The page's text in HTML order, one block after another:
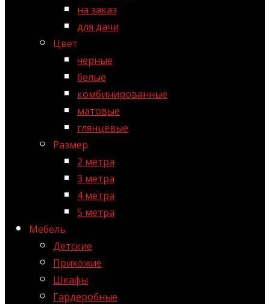
на заказ
для дачи
Цвет
черные
белые
комбинированные
матовые
глянцевые
Размер
2 метра
3 метра
4 метра
5 метра
Мебель
Детские
Прихожие
Шкафы
Гардеробные